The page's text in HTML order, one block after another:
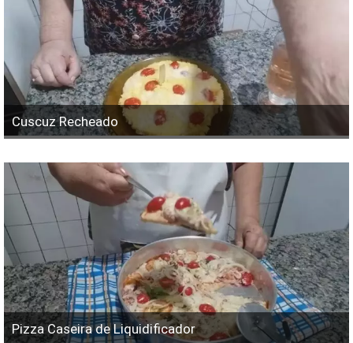
Cuscuz Recheado
Pizza Caseira de Liquidificador